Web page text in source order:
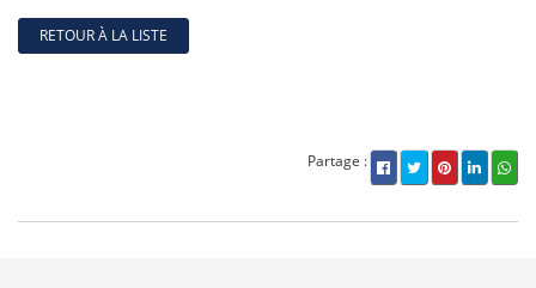
RETOUR À LA LISTE
Partage :